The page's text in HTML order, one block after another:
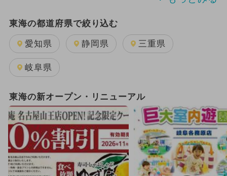
クリスマス 2023年11月のイベント
2023年12月のイベント 冬休み
2024年1月のイベント
2024年2月のイベント
2024年4月のイベント お正月
春休み アウトドア
東海の都道府県で絞り込む
愛知県 静岡県 三重県
岐阜県
東海の新オープン・リニューアル